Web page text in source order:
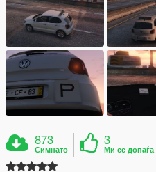
873
Симнато
3
Ми се допаѓа